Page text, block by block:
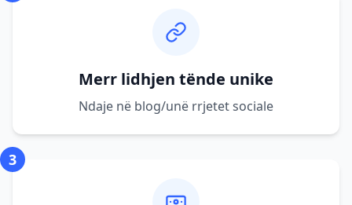
Merr lidhjen tënde unike
Ndaje në blog/unë rrjetet sociale
3